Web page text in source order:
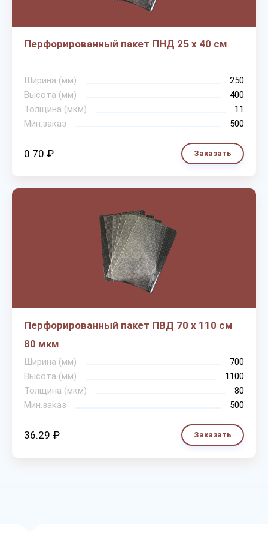
Перфорированный пакет ПНД 25 х 40 см
Ширина (мм)
250
Высота (мм)
400
Толщина (мкм)
11
Мин.заказ
500
0.70 ₽ Заказать
Перфорированный пакет ПВД 70 х 110 см
80 мкм
Ширина (мм)
700
Высота (мм)
1100
Толщина (мкм)
80
Мин.заказ
500
36.29 ₽ Заказать